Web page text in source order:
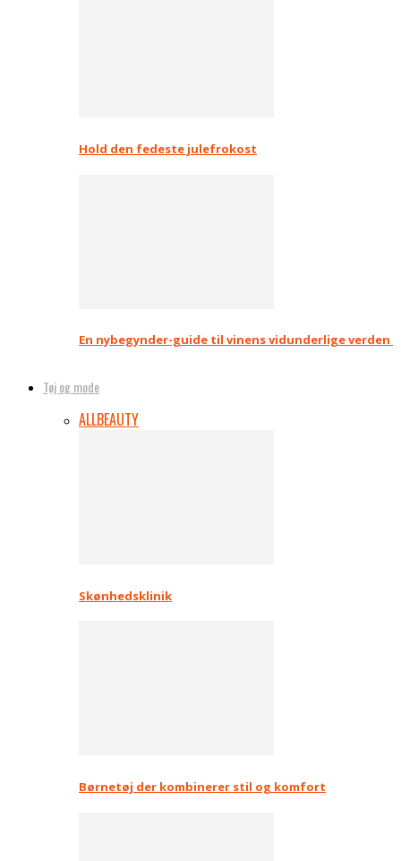
Hold den fedeste julefrokost
En nybegynder-guide til vinens vidunderlige verden
Tøj og mode
ALLBEAUTY
Skønhedsklinik
Børnetøj der kombinerer stil og komfort